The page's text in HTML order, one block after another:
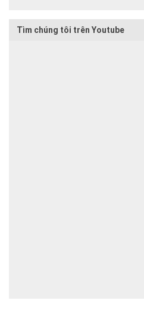
Tìm chúng tôi trên Youtube